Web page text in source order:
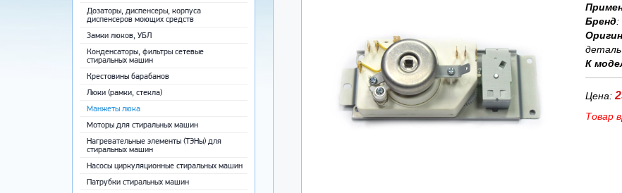
Дозаторы, диспенсеры, корпуса
диспенсеров моющих средств
Замки люков, УБЛ
Конденсаторы, фильтры сетевые
стиральных машин
Крестовины барабанов
Люки (рамки, стекла)
Манжеты люка
Моторы для стиральных машин
Нагревательные элементы (ТЭНы) для
стиральных машин
Насосы циркуляционные стиральных машин
Патрубки стиральных машин
Бренд:
К
Цена:
Товар